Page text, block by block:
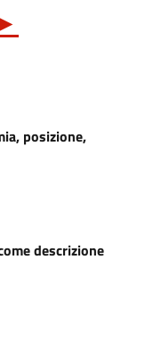
posizione,
descrizione